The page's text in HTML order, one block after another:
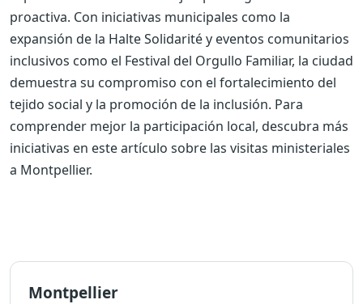
proactiva. Con iniciativas municipales como la
expansión de la Halte Solidarité y eventos comunitarios
inclusivos como el Festival del Orgullo Familiar, la ciudad
demuestra su compromiso con el fortalecimiento del
tejido social y la promoción de la inclusión. Para
comprender mejor la participación local, descubra más
iniciativas en este artículo sobre las visitas ministeriales
a Montpellier.
Montpellier